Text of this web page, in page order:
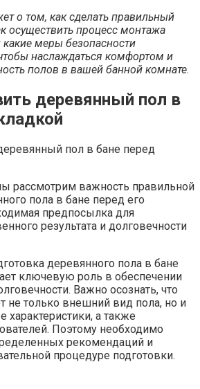
о том, как сделать правильный
осуществить процесс монтажа
меры безопасности
наслаждаться комфортом и
полов в вашей банной комнате.
деревянный пол в
рассмотрим важность правильной
пола в бане перед его
предпосылка для
результата и долговечности
деревянного пола в бане
ключевую роль в обеспечении
Важно осознать, что
не только внешний вид пола, но и
а также
Поэтому необходимо
рекомендаций и
процедуре подготовки.